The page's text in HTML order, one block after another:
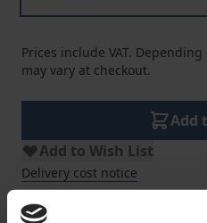
Prices include VAT.
may vary at checkout.
Add
Add to Wish List
Delivery cost notice